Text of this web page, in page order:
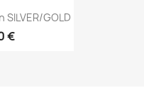
SILVER/GOLD
€